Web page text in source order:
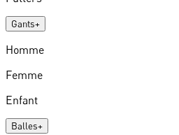
Gants+
Homme
Femme
Enfant
Balles+